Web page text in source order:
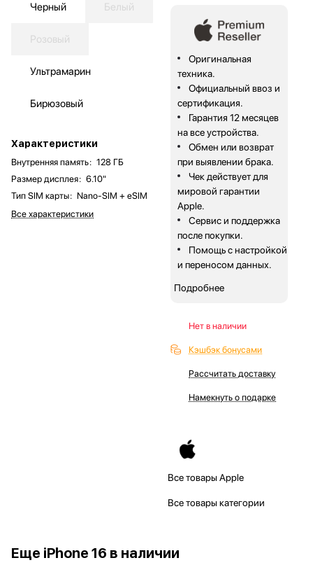
Черный Белый
Розовый
Ультрамарин
Бирюзовый
Характеристики
Внутренняя память: 128 ГБ
Размер дисплея: 6.10"
Тип SIM карты: Nano-SIM + eSIM
Все характеристики
Оригинальная
техника.
Официальный ввоз и
сертификация.
Гарантия 12 месяцев
на все устройства.
Обмен или возврат
при выявлении брака.
Чек действует для
мировой гарантии
Apple.
Сервис и поддержка
после покупки.
Помощь с настройкой
и переносом данных.
Подробнее
Нет в наличии
Кэшбэк бонусами
Рассчитать доставку
Намекнуть о подарке
Все товары Apple
Все товары категории
Еще iPhone 16 в наличии